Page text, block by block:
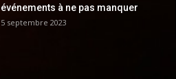
événements à ne pas manquer
5 septembre 2023